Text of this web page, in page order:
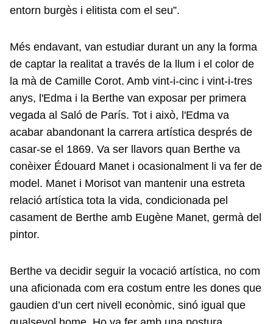
entorn burgès i elitista com el seu”.
Més endavant, van estudiar durant un any la forma
de captar la realitat a través de la llum i el color de
la mà de Camille Corot. Amb vint-i-cinc i vint-i-tres
anys, l'Edma i la Berthe van exposar per primera
vegada al Saló de París. Tot i això, l'Edma va
acabar abandonant la carrera artística després de
casar-se el 1869. Va ser llavors quan Berthe va
conèixer Édouard Manet i ocasionalment li va fer de
model. Manet i Morisot van mantenir una estreta
relació artística tota la vida, condicionada pel
casament de Berthe amb Eugène Manet, germà del
pintor.
Berthe va decidir seguir la vocació artística, no com
una aficionada com era costum entre les dones que
gaudien d’un cert nivell econòmic, sinó igual que